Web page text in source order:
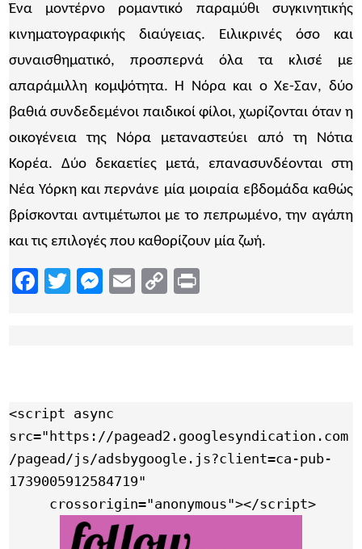
Ένα μοντέρνο ρομαντικό παραμύθι συγκινητικής
κινηματογραφικής διαύγειας. Ειλικρινές όσο και
συναισθηματικό, προσπερνά όλα τα κλισέ με
απαράμιλλη κομψότητα. Η Νόρα και ο Χε-Σαν, δύο
βαθιά συνδεδεμένοι παιδικοί φίλοι, χωρίζονται όταν η
οικογένεια της Νόρα μεταναστεύει από τη Νότια
Κορέα. Δύο δεκαετίες μετά, επανασυνδέονται στη
Νέα Υόρκη και περνάνε μία μοιραία εβδομάδα καθώς
βρίσκονται αντιμέτωποι με το πεπρωμένο, την αγάπη
και τις επιλογές που καθορίζουν μία ζωή.
Facebook
TwitterMessenger
EmailCopy
<script async
src="https://pagead2.googlesyndication.com
/pagead/js/adsbygoogle.js?client=ca-pub-
1739005912584719"
     crossorigin="anonymous"></script>